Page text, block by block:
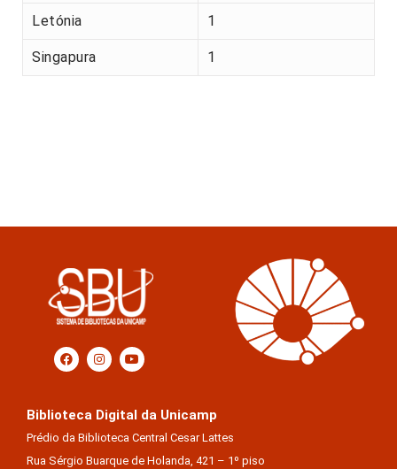
Letónia 1
Singapura 1
Biblioteca Digital da Unicamp
Prédio da Biblioteca Central Cesar Lattes
Rua Sérgio Buarque de Holanda, 421 – 1º piso